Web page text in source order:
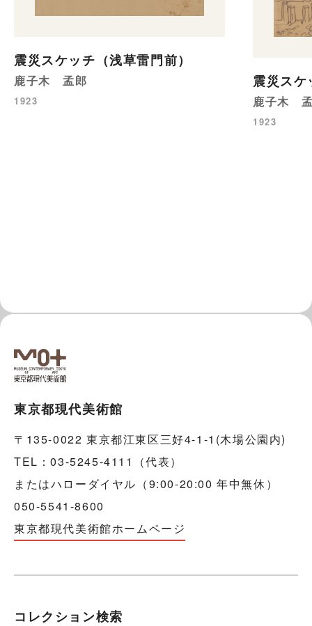
震災スケッチ（浅草雷門前）
鹿子木 孟郎
1923
震災ス
鹿子木
1923
東京都現代美術館
〒135-0022 東京都江東区三好4-1-1(木場公園内)
TEL：03-5245-4111（代表）
またはハローダイヤル（9:00-20:00 年中無休）
050-5541-8600
東京都現代美術館ホームページ
コレクション検索